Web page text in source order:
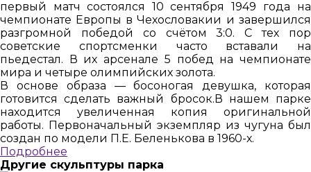
первый матч состоялся 10 сентября 1949 года на
чемпионате Европы в Чехословакии и завершился
разгромной победой со счётом 3:0. С тех пор
советские спортсменки часто вставали на
пьедестал. В их арсенале 5 побед на чемпионате
мира и четыре олимпийских золота.
В основе образа — босоногая девушка, которая
готовится сделать важный бросок.В нашем парке
находится увеличенная копия оригинальной
работы. Первоначальный экземпляр из чугуна был
создан по модели П.Е. Беленькова в 1960-х.
Подробнее
Другие скульптуры парка